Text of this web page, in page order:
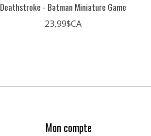
Deathstroke - Batman Miniature Game
23,99$CA
Mon compte